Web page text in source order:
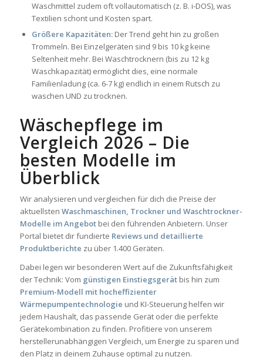
Waschmittel zudem oft vollautomatisch (z. B. i-DOS), was
Textilien schont und Kosten spart.
Größere Kapazitäten:Der Trend geht hin zu großen
Trommeln. Bei Einzelgeräten sind 9 bis 10 kg keine
Seltenheit mehr. Bei Waschtrocknern (bis zu 12 kg
Waschkapazität) ermöglicht dies, eine normale
Familienladung (ca. 6-7 kg) endlich in einem Rutsch zu
waschen UND zu trocknen.
Wäschepflege im
Vergleich 2026 – Die
besten Modelle im
Überblick
Wir analysieren und vergleichen für dich die Preise der
aktuellsten Waschmaschinen, Trockner und Waschtrockner-
Modelle im Angebotbei den führenden Anbietern. Unser
Portal bietet dir fundierte Reviews und detaillierte
Produktberichte zu über 1.400 Geräten.
Dabei legen wir besonderen Wert auf die Zukunftsfähigkeit
der Technik: Vom günstigen Einstiegsgerätbis hin zum
Premium-Modell mit hocheffizienter
Wärmepumpentechnologie und KI-Steuerung helfen wir
jedem Haushalt, das passende Gerät oder die perfekte
Gerätekombination zu finden. Profitiere von unserem
herstellerunabhängigen Vergleich, um Energie zu sparen und
den Platz in deinem Zuhause optimal zu nutzen.